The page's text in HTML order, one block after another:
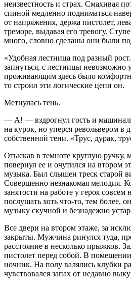
неизвестность и страх. Смахивая
спиной медленно подниматься
от напряжения, держа пистолет,
треморе, выдавая его тревогу.
много, словно сделаны они были
«Удобная лестница под разный
запнуться, с лестницы невозможно
проживающим здесь было
то строил эти логические цепи он.
Метнулась тень.
— А! — вздрогнул гость и
на курок, но уперся револьвером в
собственной тени. «Трус, дурак,
Отыскав в темноте круглую ручку,
повернул ее и очутился на втором
музыка. Был слышен треск старой
Совершенно незнакомая мелодия.
занятости на работе у героя
послушать хоть что-то, тем более,
музыку скучной и безнадежно
Все двери на втором этаже, за
закрыты. Мужчина ринулся туда,
расстояние в несколько прыжков.
пистолет перед собой. В
ночник. На полу валялись клубки
чувствовался запах от недавно